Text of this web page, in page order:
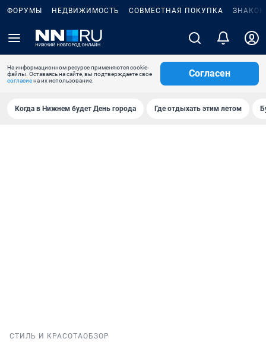
ФОРУМЫ НЕДВИЖИМОСТЬ СОВМЕСТНАЯ ПОКУПКА
На информационном ресурсе применяются cookie-
файлы. Оставаясь на сайте, вы подтверждаете свое
согласиена их использование.
Согласен
Когда в Нижнем будет День города Где отдыхать этим летом
СТИЛЬ И КРАСОТАОБЗОР